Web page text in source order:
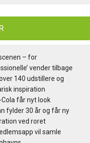
– for
vender tilbage
140 udstillere og
inspiration
Cola får nyt look
fylder 30 år og får ny
ved roret
vil samle